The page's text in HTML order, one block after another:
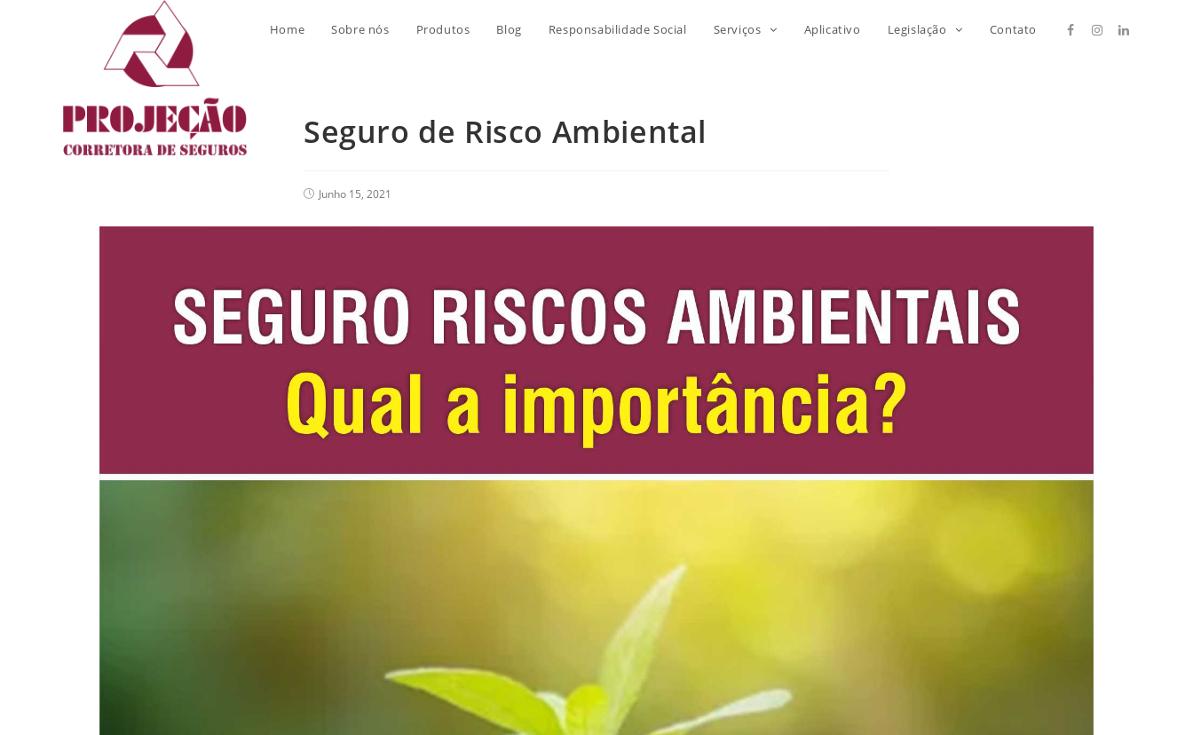
Home Sobre nós Produtos Blog Responsabilidade Social Serviços Aplicativo Legislação Contato
Seguro de Risco Ambiental
Junho 15, 2021